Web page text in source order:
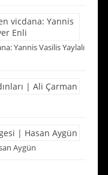
Yannis Vasilis Yaylalı
Aygün